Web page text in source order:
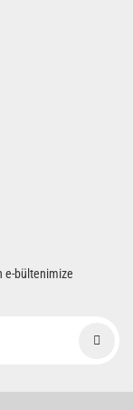
e-bültenimize